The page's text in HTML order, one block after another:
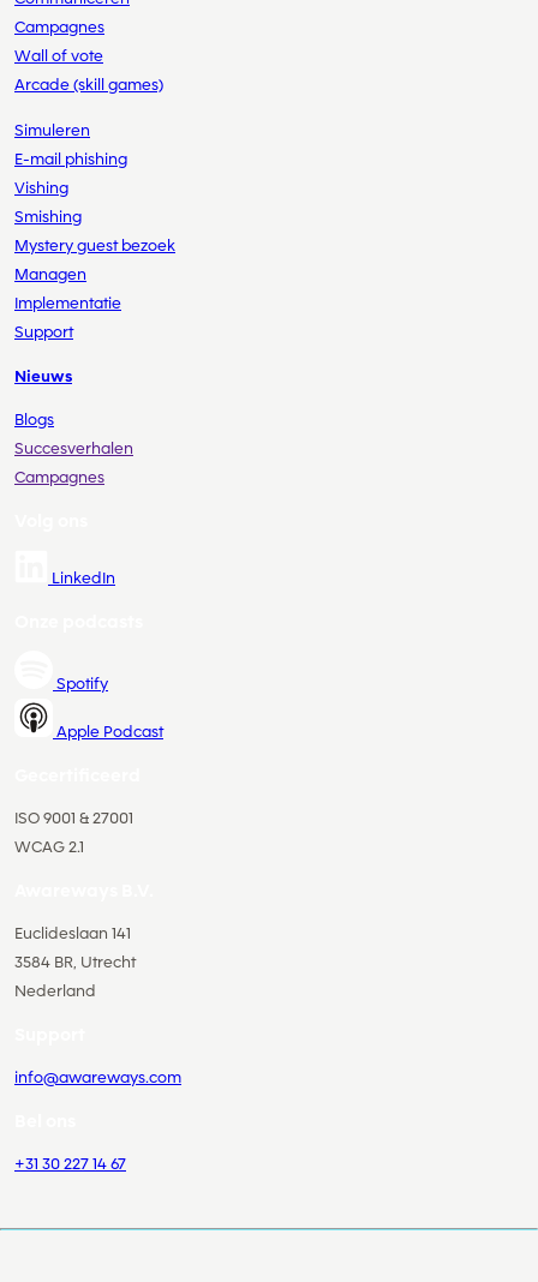
Campagnes
Wall of vote
Arcade (skill games)
Simuleren
E-mail phishing
Vishing
Smishing
Mystery guest bezoek
Managen
Implementatie
Support
Nieuws
Blogs
Succesverhalen
Campagnes
LinkedIn
Spotify
Apple Podcast
ISO 9001 & 27001
WCAG 2.1
Euclideslaan 141
3584 BR, Utrecht
Nederland
info@awareways.com
+31 30 227 14 67